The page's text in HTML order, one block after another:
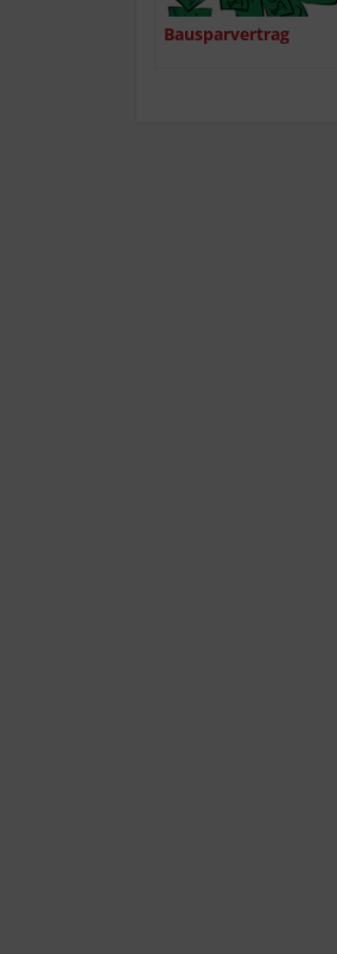
Bau­spar­ver­trag